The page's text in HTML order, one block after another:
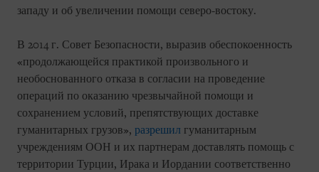
западу и об увеличении помощи северо-востоку.
В 2014 г. Совет Безопасности, выразив обеспокоенность
«продолжающейся практикой произвольного и
необоснованного отказа в согласии на проведение
операций по оказанию чрезвычайной помощи и
сохранением условий, препятствующих доставке
гуманитарных грузов», разрешил гуманитарным
учреждениям ООН и их партнерам доставлять помощь с
территории Турции, Ирака и Иордании соответственно